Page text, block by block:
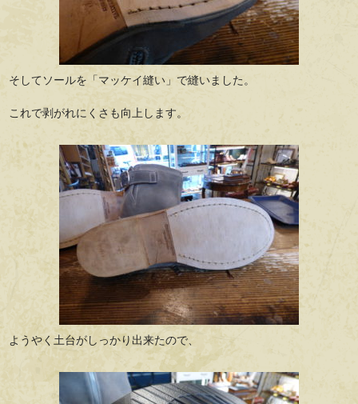
そしてソールを「マッケイ縫い」で縫いました。
これで剥がれにくさも向上します。
ようやく土台がしっかり出来たので、